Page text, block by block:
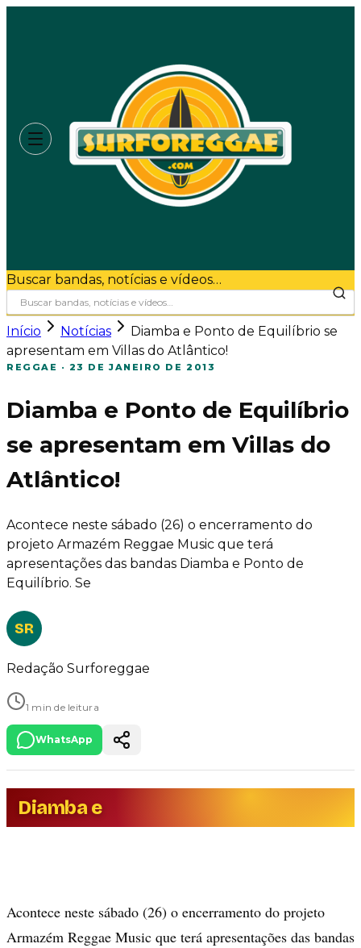
Buscar bandas, notícias e vídeos…
Início Notícias
Diamba e Ponto de Equilíbrio se
apresentam em Villas do Atlântico!
REGGAE · 23 DE JANEIRO DE 2013
Diamba e Ponto de Equilíbrio
se apresentam em Villas do
Atlântico!
Acontece neste sábado (26) o encerramento do
projeto Armazém Reggae Music que terá
apresentações das bandas Diamba e Ponto de
Equilíbrio. Se
SR
Redação Surforeggae
1 min de leitura
WhatsApp
Diamba e
Acontece neste sábado (26) o encerramento do projeto
Armazém Reggae Music que terá apresentações das bandas